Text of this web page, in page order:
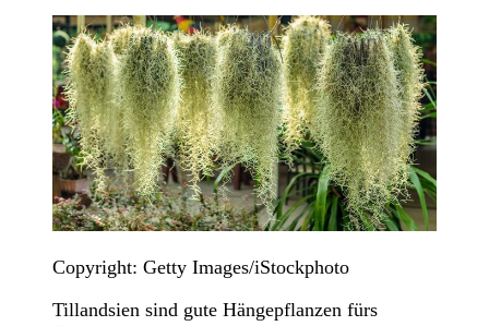
Copyright: Getty Images/iStockphoto
Tillandsien sind gute Hängepflanzen fürs